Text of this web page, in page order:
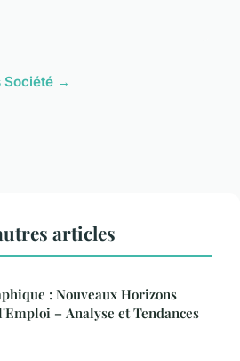
Société →
articles
: Nouveaux Horizons
– Analyse et Tendances